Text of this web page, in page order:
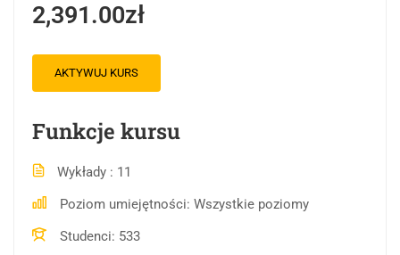
2,391.00zł
AKTYWUJ KURS
Funkcje kursu
Wykłady
11
Poziom umiejętności Wszystkie poziomy
Studenci 533